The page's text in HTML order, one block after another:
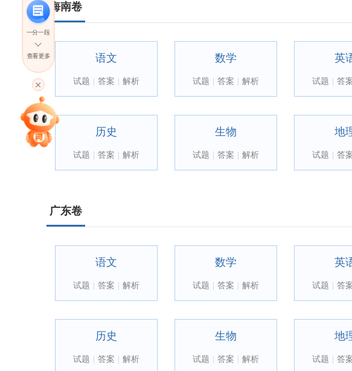
海南卷
语文
试题 答案 解析
数学
试题 答案 解析
英
试题 答
历史
试题 答案 解析
生物
试题 答案 解析
地
试题 答
广东卷
语文
试题 答案 解析
数学
试题 答案 解析
英
试题 答
历史
试题 答案 解析
生物
试题 答案 解析
地
试题 答
一分一段
专家指导课
查看更多